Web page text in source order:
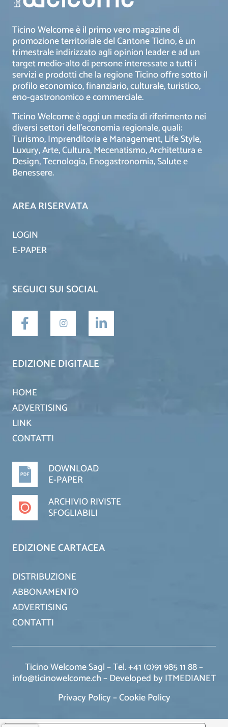
Ticino Welcome è il primo vero magazine di
promozione territoriale del Cantone Ticino, è un
trimestrale indirizzato agli opinion leader e ad un
target medio-alto di persone interessate a tutti i
servizi e prodotti che la regione Ticino offre sotto il
profilo economico, finanziario, culturale, turistico,
eno-gastronomico e commerciale.
Ticino Welcome è oggi un media di riferimento nei
diversi settori dell’economia regionale, quali:
Turismo, Imprenditoria e Management, Life Style,
Luxury, Arte, Cultura, Mecenatismo, Architettura e
Design, Tecnologia, Enogastronomia, Salute e
Benessere.
AREA RISERVATA
LOGIN
E-PAPER
SEGUICI SUI SOCIAL
EDIZIONE DIGITALE
HOME
ADVERTISING
LINK
CONTATTI
DOWNLOAD
E-PAPER
ARCHIVIO RIVISTE
SFOGLIABILI
EDIZIONE CARTACEA
DISTRIBUZIONE
ABBONAMENTO
ADVERTISING
CONTATTI
Ticino Welcome Sagl – Tel. +41 (0)91 985 11 88 –
info@ticinowelcome.ch –Developed by ITMEDIANET
Privacy Policy–Cookie Policy